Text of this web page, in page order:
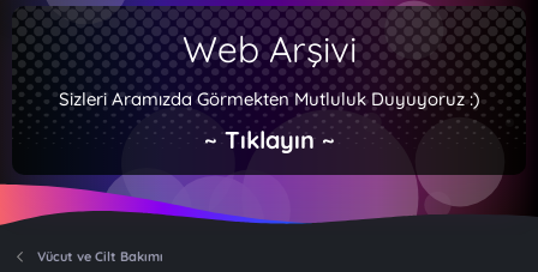
Web Arşivi
Sizleri Aramızda Görmekten Mutluluk Duyuyoruz :)
~ Tıklayın ~
Vücut ve Cilt Bakımı